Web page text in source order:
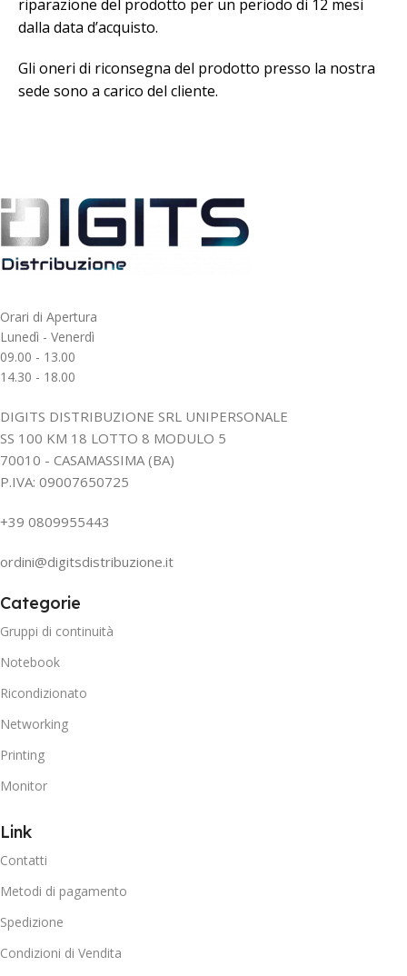
riparazione del prodotto per un periodo di 12 mesi
dalla data d’acquisto.
Gli oneri di riconsegna del prodotto presso la nostra
sede sono a carico del cliente.
Orari di Apertura
Lunedì - Venerdì
09.00 - 13.00
14.30 - 18.00
DIGITS DISTRIBUZIONE SRL UNIPERSONALE
SS 100 KM 18 LOTTO 8 MODULO 5
70010 - CASAMASSIMA (BA)
P.IVA: 09007650725
+39 0809955443
ordini@digitsdistribuzione.it
Categorie
Gruppi di continuità
Notebook
Ricondizionato
Networking
Printing
Monitor
Link
Contatti
Metodi di pagamento
Spedizione
Condizioni di Vendita